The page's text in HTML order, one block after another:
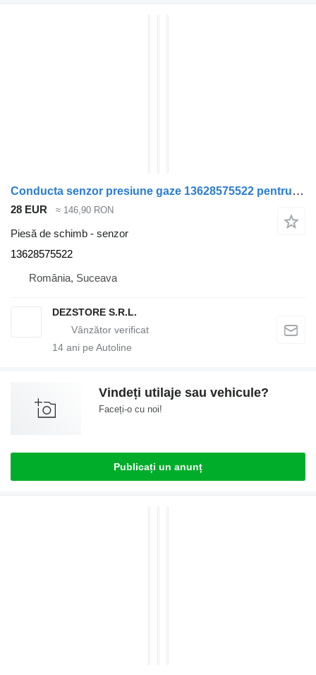
Conducta senzor presiune gaze 13628575522 pentru automobil BMW X7
28 EUR ≈ 146,90 RON
Piesă de schimb - senzor
13628575522
România, Suceava
DEZSTORE S.R.L.
14 ani pe Autoline
Vindeți utilaje sau vehicule?
Faceți-o cu noi!
Publicați un anunț